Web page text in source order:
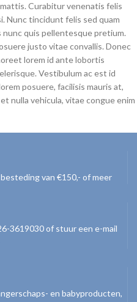
Curabitur venenatis felis
Nunc tincidunt felis sed quam
nunc quis pellentesque pretium.
justo vitae convallis. Donec
lorem id ante lobortis
Vestibulum ac est id
posuere, facilisis mauris at,
nulla vehicula, vitae congue enim
van €150,- of meer
3619030 of stuur een e-mail
en babyproducten,